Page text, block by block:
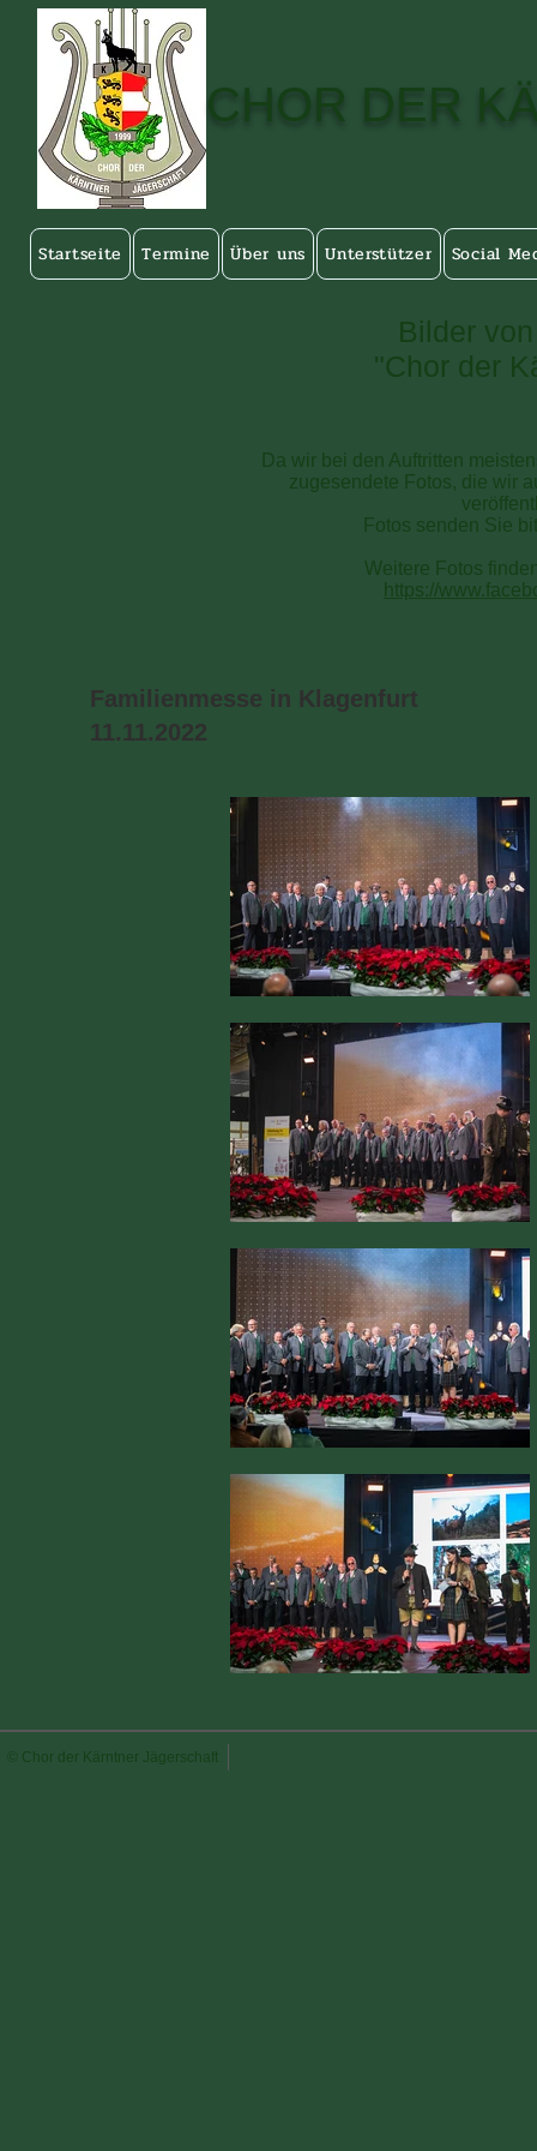
CHOR DER
Startseite Termine Über uns Unterstützer Social
Bilder
"Chor der
Da wir bei den Auftritten
zugesendete Fotos, die wir
Fotos senden Sie
Weitere Fotos
https://
Familienmesse in Klagenfurt
11.11.2022
© Chor der Kärntner Jägerschaft